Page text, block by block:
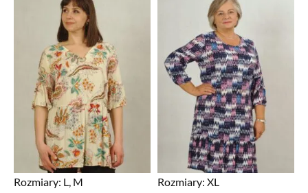
Rozmiary: L, M
Rozmiary: XL